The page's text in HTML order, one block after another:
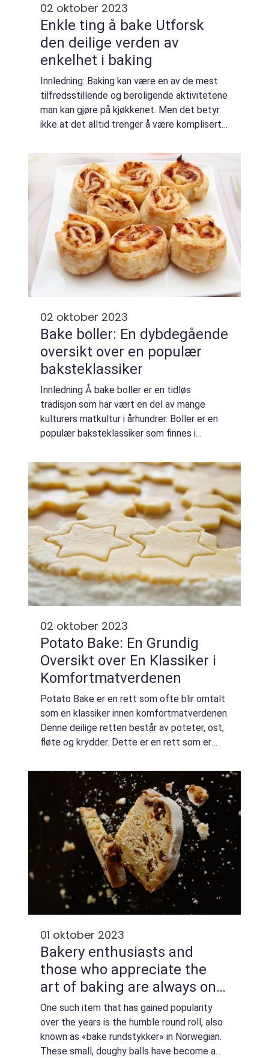
02 oktober 2023
Enkle ting å bake Utforsk
den deilige verden av
enkelhet i baking
Innledning: Baking kan være en av de mest
tilfredsstillende og beroligende aktivitetene
man kan gjøre på kjøkkenet. Men det betyr
ikke at det alltid trenger å være komplisert.
bake som kan glede både nybegy...
02 oktober 2023
Bake boller: En dybdegående
oversikt over en populær
baksteklassiker
Innledning Å bake boller er en tidløs
tradisjon som har vært en del av mange
kulturers matkultur i århundrer. Boller er en
populær baksteklassiker som finnes i
artikkelen vil gi deg en grundig oversikt
over...
02 oktober 2023
Potato Bake: En Grundig
Oversikt over En Klassiker i
Komfortmatverdenen
Potato Bake er en rett som ofte blir omtalt
som en klassiker innen komfortmatverdenen.
Denne deilige retten består av poteter, ost,
fløte og krydder. Dette er en rett som er
og tilfredsstillende. Potato B...
01 oktober 2023
Bakery enthusiasts and
those who appreciate the
art of baking are always on
the lookout for new and
delicious treats to make
One such item that has gained popularity
over the years is the humble round roll, also
known as «bake rundstykker» in Norwegian.
These small, doughy balls have become a